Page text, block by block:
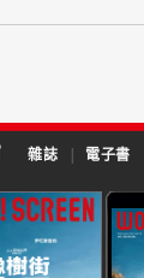
雜誌 | 電子書